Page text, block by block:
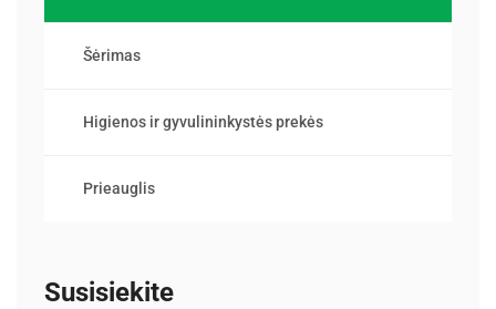
Šėrimas
Higienos ir gyvulininkystės prekės
Prieauglis
Susisiekite